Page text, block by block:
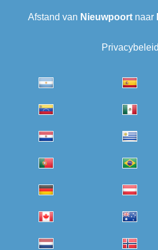
Afstand van Nieuwpoort naar
Privacybeleid